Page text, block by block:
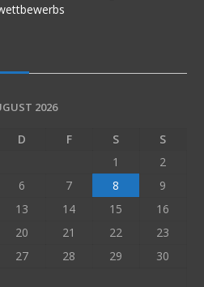
2026
D F S
S
1
2
6 7 8
9
13 14 15
16
20 21 22
23
27 28 29
30